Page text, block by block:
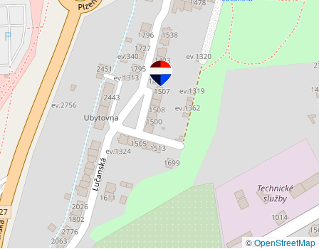
©OpenStreetMap